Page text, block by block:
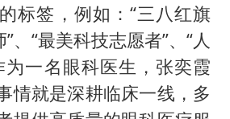
标签，例如：“三八红旗
、“最美科技志愿者”、“人
为一名眼科医生，张奕霞
情就是深耕临床一线，多